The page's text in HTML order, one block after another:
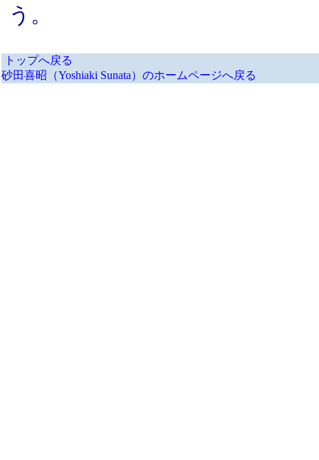
う。
トップへ戻る
砂田喜昭（Yoshiaki Sunata）のホームページへ戻る